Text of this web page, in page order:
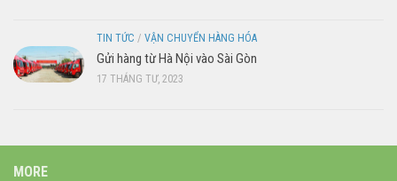
TIN TỨC / VẬN CHUYỂN HÀNG HÓA
Gửi hàng từ Hà Nội vào Sài Gòn
17 THÁNG TƯ, 2023
MORE